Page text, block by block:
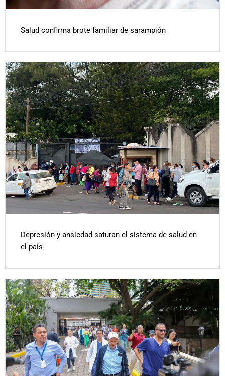
Salud confirma brote familiar de sarampión
Depresión y ansiedad saturan el sistema de salud en
el país